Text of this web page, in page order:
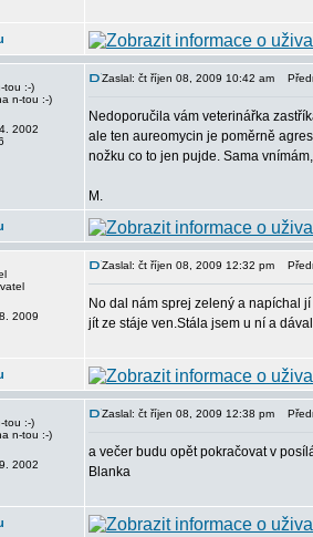
tou :-)
2002
Zaslal: čt říjen 08, 2009 10:42 am
Nedoporučila vám veterinářka
ale ten aureomycin je poměrně
nožku co to jen pujde. Sama
M.
2009
Zaslal: čt říjen 08, 2009 12:32 pm
No dal nám sprej zelený a napíchal
jít ze stáje ven.Stála jsem u ní a
tou :-)
2002
Zaslal: čt říjen 08, 2009 12:38 pm
a večer budu opět pokračovat v
Blanka